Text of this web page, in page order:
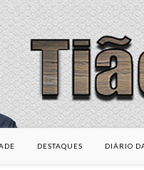
DESTAQUES DIÁRIO